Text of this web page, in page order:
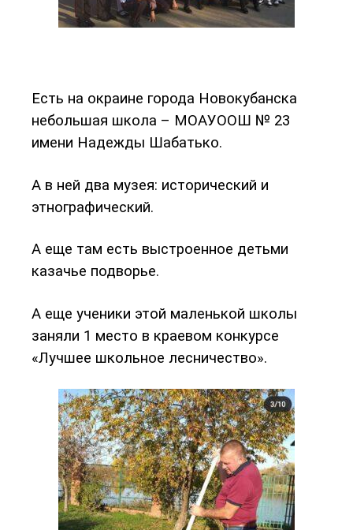
Есть на окраине города Новокубанска
небольшая школа – МОАУООШ № 23
имени Надежды Шабатько.
А в ней два музея: исторический и
этнографический.
А еще там есть выстроенное детьми
казачье подворье.
А еще ученики этой маленькой школы
заняли 1 место в краевом конкурсе
«Лучшее школьное лесничество».